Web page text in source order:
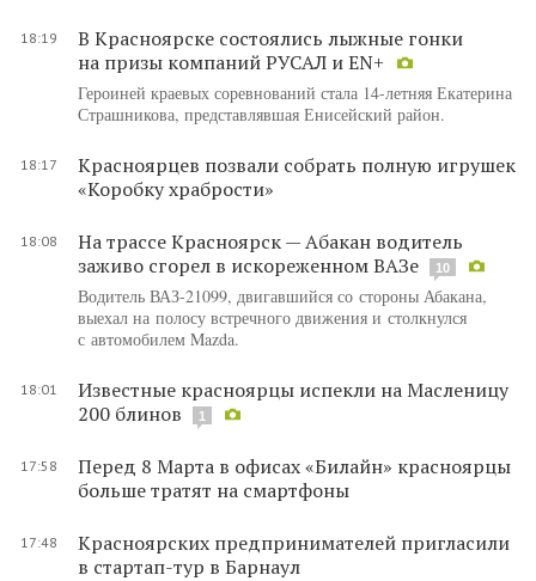
18:19
В Красноярске состоялись лыжные гонки
на призы компаний РУСАЛ и EN+
Героиней краевых соревнований стала 14-летняя Екатерина
Страшникова, представлявшая Енисейский район.
18:17
Красноярцев позвали собрать полную игрушек
«Коробку храбрости»
18:08
На трассе Красноярск — Абакан водитель
заживо сгорел в искореженном ВАЗе
10
Водитель ВАЗ-21099, двигавшийся со стороны Абакана,
выехал на полосу встречного движения и столкнулся
с автомобилем Mazda.
18:01
Известные красноярцы испекли на Масленицу
200 блинов
1
17:58
Перед 8 Марта в офисах «Билайн» красноярцы
больше тратят на смартфоны
17:48
Красноярских предпринимателей пригласили
в стартап-тур в Барнаул